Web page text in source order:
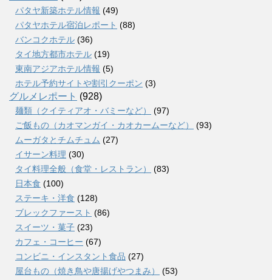
パタヤ新築ホテル情報 (49)
パタヤホテル宿泊レポート (88)
バンコクホテル (36)
タイ地方都市ホテル (19)
東南アジアホテル情報 (5)
ホテル予約サイトや割引クーポン (3)
グルメレポート (928)
麺類（クイティアオ・バミーなど）
(97)
ご飯もの（カオマンガイ・カオカームーなど）
(93)
ムーガタとチムチュム (27)
イサーン料理 (30)
タイ料理全般（食堂・レストラン）
(83)
日本食 (100)
ステーキ・洋食 (128)
ブレックファースト (86)
スイーツ・菓子 (23)
カフェ・コーヒー (67)
コンビニ・インスタント食品 (27)
屋台もの（焼き鳥や唐揚げやつまみ）
(53)